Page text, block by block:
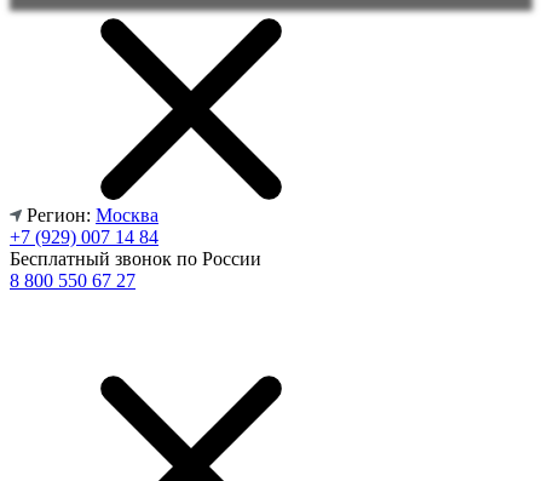
Регион: Москва
+7 (929) 007 14 84
Бесплатный звонок по России
8 800 550 67 27